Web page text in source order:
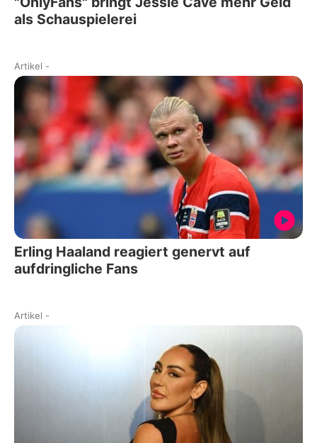
als Schauspielerei
Artikel -
Erling Haaland reagiert genervt auf
aufdringliche Fans
Artikel -